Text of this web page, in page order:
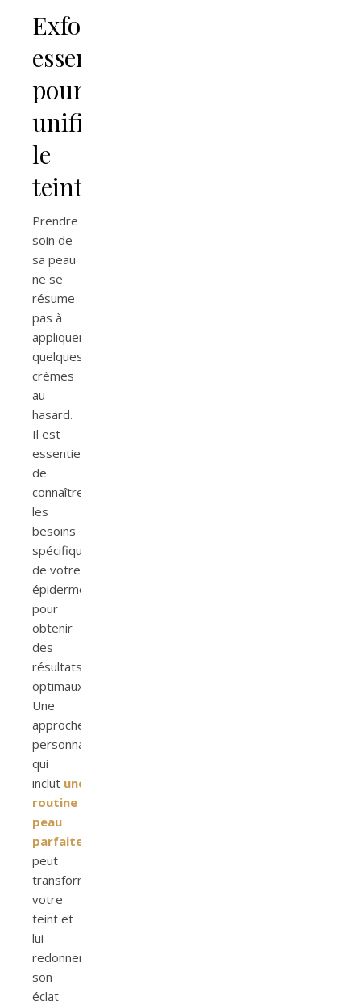
Exfoliants
essentiels
pour
unifier
le
teint
Prendre
soin de
sa peau
ne se
résume
pas à
appliquer
quelques
crèmes
au
hasard.
Il est
essentiel
de
connaître
les
besoins
spécifiques
de votre
épiderme
pour
obtenir
des
résultats
optimaux.
Une
approche
personnalisée,
qui
inclut une
routine
peau
parfaite
peut
transformer
votre
teint et
lui
redonner
son
éclat